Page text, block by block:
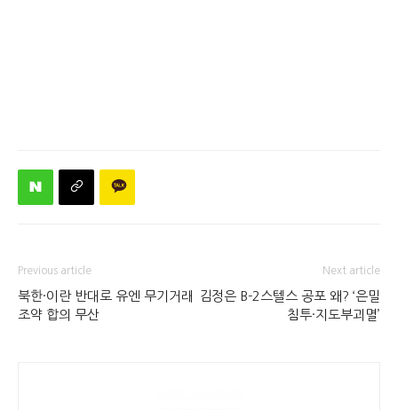
Previous article
북한·이란 반대로 유엔 무기거래
조약 합의 무산
Next article
김정은 B-2스텔스 공포 왜? ‘은밀
침투·지도부괴멸’